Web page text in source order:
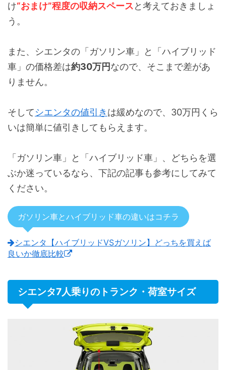
け“おまけ”程度の収納スペースと考えておきましょ
う。
また、シエンタの「ガソリン車」と「ハイブリッド
車」の価格差は約30万円なので、そこまで差があ
りません。
そしてシエンタの値引き は緩めなので、30万円くら
いは簡単に値引きしてもらえます。
「ガソリン車」と「ハイブリッド車」、どちらを選
ぶか迷っているなら、下記の記事も参考にしてみて
ください。
ガソリン車とハイブリッド車の違いはコチラ
シエンタ【ハイブリッドVSガソリン】どっちを買えば
良いか徹底比較
シエンタ7人乗りのトランク・荷室サイズ